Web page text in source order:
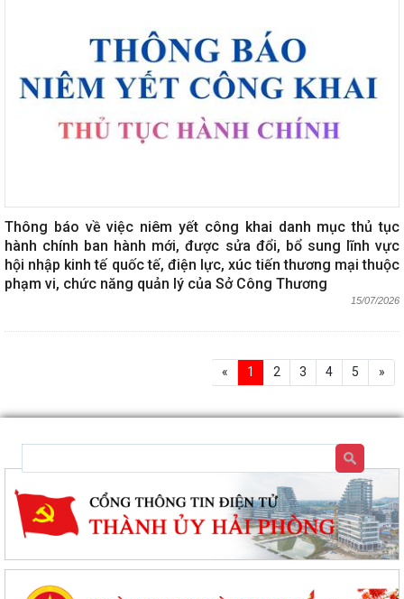
Thông báo về việc niêm yết công khai danh mục thủ tục
hành chính ban hành mới, được sửa đổi, bổ sung lĩnh vực
hội nhập kinh tế quốc tế, điện lực, xúc tiến thương mại thuộc
phạm vi, chức năng quản lý của Sở Công Thương
15/07/2026
« 1 2 3 4 5 »